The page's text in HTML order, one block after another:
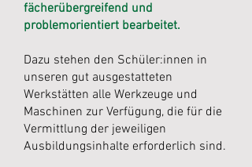
fächerübergreifend und
problemorientiert bearbeitet.
Dazu stehen den Schüler:innen in
unseren gut ausgestatteten
Werkstätten alle Werkzeuge und
Maschinen zur Verfügung, die für die
Vermittlung der jeweiligen
Ausbildungsinhalte erforderlich sind.